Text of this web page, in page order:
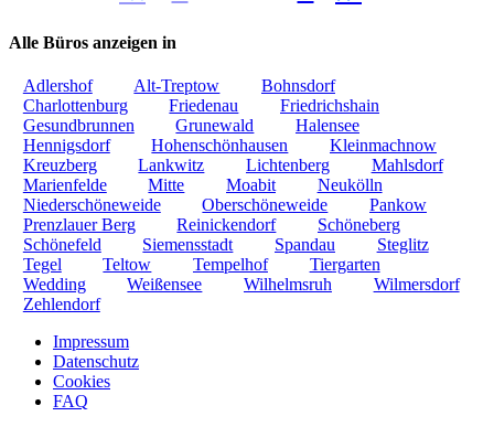
Alle Büros anzeigen in
Adlershof Alt-Treptow
Bohnsdorf
Charlottenburg
Friedenau
Friedrichshain
Gesundbrunnen
Grunewald
Halensee
Hennigsdorf
Hohenschönhausen
Kleinmachnow
Kreuzberg
Lankwitz Lichtenberg
Mahlsdorf
Marienfelde
Mitte Moabit
Neukölln
Niederschöneweide
Oberschöneweide
Pankow
Prenzlauer Berg
Reinickendorf
Schöneberg
Schönefeld
Siemensstadt Spandau
Steglitz
Tegel
Teltow Tempelhof
Tiergarten
Wedding
Weißensee Wilhelmsruh
Wilmersdorf
Zehlendorf
Impressum
Datenschutz
Cookies
FAQ